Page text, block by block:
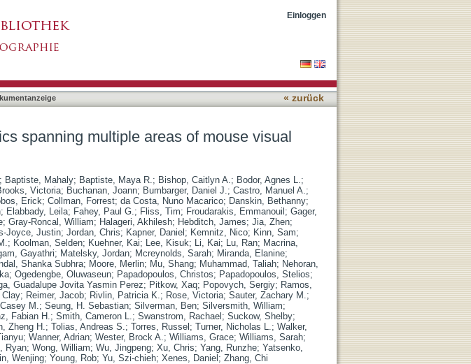
Einloggen
« zurück
spanning multiple areas of mouse visual
; Baptiste, Mahaly; Baptiste, Maya R.; Bishop, Caitlyn A.; Bodor, Agnes L.;
Victoria; Buchanan, Joann; Bumbarger, Daniel J.; Castro, Manuel A.;
Erick; Collman, Forrest; da Costa, Nuno Macarico; Danskin, Bethanny;
; Elabbady, Leila; Fahey, Paul G.; Fliss, Tim; Froudarakis, Emmanouil ; Gager,
; Gray-Roncal, William; Halageri, Akhilesh; Hebditch, James; Jia, Zhen;
Joyce, Justin; Jordan, Chris; Kapner, Daniel ; Kemnitz, Nico; Kinn, Sam;
; Koolman, Selden; Kuehner, Kai; Lee, Kisuk; Li, Kai; Lu, Ran; Macrina,
Gayathri; Matelsky, Jordan; Mcreynolds, Sarah; Miranda, Elanine;
Shanka Subhra; Moore, Merlin; Mu, Shang; Muhammad, Taliah; Nehoran,
; Ogedengbe, Oluwaseun; Papadopoulos, Christos; Papadopoulos, Stelios;
Guadalupe Jovita Yasmin Perez; Pitkow, Xaq; Popovych, Sergiy; Ramos,
Clay; Reimer, Jacob; Rivlin, Patricia K.; Rose, Victoria; Sauter, Zachary M.;
M.; Seung, H. Sebastian; Silverman, Ben; Silversmith, William;
Fabian H.; Smith, Cameron L.; Swanstrom, Rachael ; Suckow, Shelby;
Zheng H.; Tolias, Andreas S.; Torres, Russel ; Turner, Nicholas L.; Walker,
; Wanner, Adrian; Wester, Brock A.; Williams, Grace; Williams, Sarah;
Ryan; Wong, William; Wu, Jingpeng; Xu, Chris; Yang, Runzhe; Yatsenko,
Wenjing; Young, Rob; Yu, Szi-chieh; Xenes, Daniel ; Zhang, Chi